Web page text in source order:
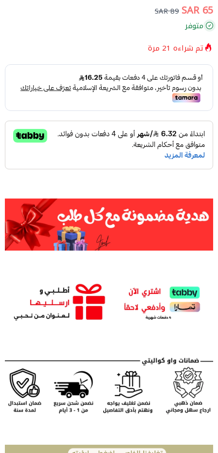
65 SAR
89 SAR
متوفر
تم شراءه 21 مرة